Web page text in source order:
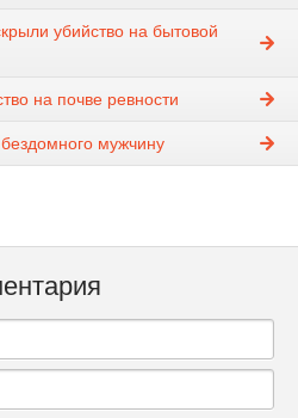
убийство на бытовой
на почве ревности
мужчину